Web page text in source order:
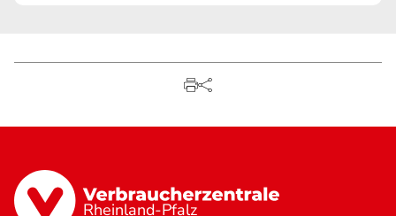
Rheinland-Pfalz